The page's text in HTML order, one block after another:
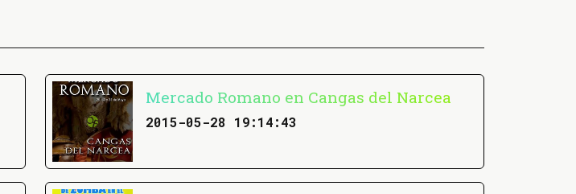
Mercado Romano en Cangas del Narcea
2015-05-28 19:14:43